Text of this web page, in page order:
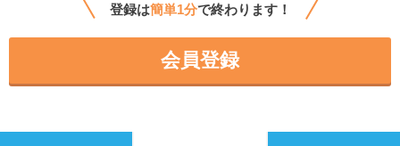
登録は簡単1分で終わります！
会員登録